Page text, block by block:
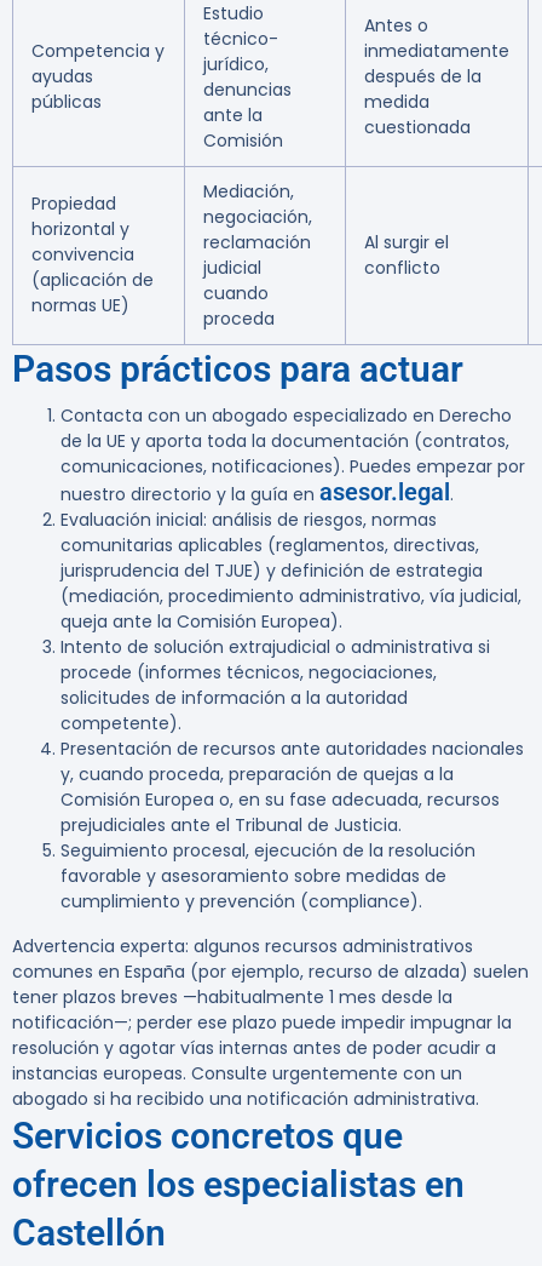
Competencia y
ayudas
públicas
Estudio
técnico-
jurídico,
denuncias
ante la
Comisión
Antes o
inmediatamente
después de la
medida
cuestionada
Propiedad
horizontal y
convivencia
(aplicación de
normas UE)
Mediación,
negociación,
reclamación
judicial
cuando
proceda
Al surgir el
conflicto
Pasos prácticos para actuar
Contacta con un abogado especializado en Derecho
de la UE y aporta toda la documentación (contratos,
comunicaciones, notificaciones). Puedes empezar por
nuestro directorio y la guía en asesor.legal.
Evaluación inicial: análisis de riesgos, normas
comunitarias aplicables (reglamentos, directivas,
jurisprudencia del TJUE) y definición de estrategia
(mediación, procedimiento administrativo, vía judicial,
queja ante la Comisión Europea).
Intento de solución extrajudicial o administrativa si
procede (informes técnicos, negociaciones,
solicitudes de información a la autoridad
competente).
Presentación de recursos ante autoridades nacionales
y, cuando proceda, preparación de quejas a la
Comisión Europea o, en su fase adecuada, recursos
prejudiciales ante el Tribunal de Justicia.
Seguimiento procesal, ejecución de la resolución
favorable y asesoramiento sobre medidas de
cumplimiento y prevención (compliance).
Advertencia experta: algunos recursos administrativos
comunes en España (por ejemplo, recurso de alzada) suelen
tener plazos breves —habitualmente 1 mes desde la
notificación—; perder ese plazo puede impedir impugnar la
resolución y agotar vías internas antes de poder acudir a
instancias europeas. Consulte urgentemente con un
abogado si ha recibido una notificación administrativa.
Servicios concretos que
ofrecen los especialistas en
Castellón